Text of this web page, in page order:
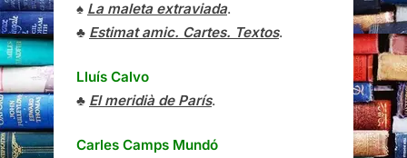
♠ La maleta extraviada.
♣ Estimat amic. Cartes. Textos.
Lluís Calvo
♣ El meridià de París.
Carles Camps Mundó